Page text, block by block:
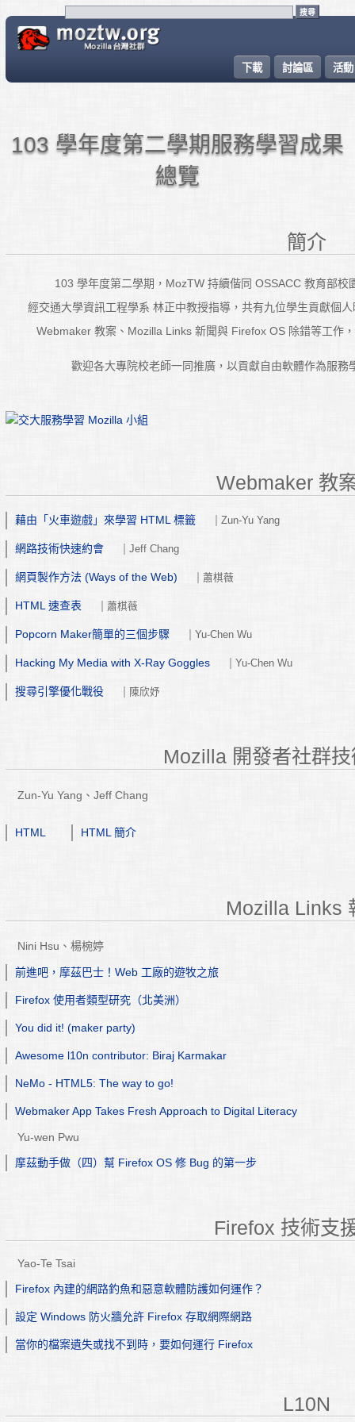
活動
討論區
下載
103 學年度第二學期服務學習成果
總覽
簡介
103 學年度第二學期，MozTW 持續偕同 OSSACC 教育部
經交通大學資訊工程學系 林正中教授指導，共有九位學生貢獻個
Webmaker 教案、Mozilla Links 新聞與 Firefox OS 除錯等工作
歡迎各大專院校老師一同推廣，以貢獻自由軟體作為服
Webmaker 教
藉由「火車遊戲」來學習 HTML 標籤 Zun-Yu Yang
網路技術快速約會 Jeff Chang
網頁製作方法 (Ways of the Web) 蕭棋薇
HTML 速查表 蕭棋薇
Popcorn Maker簡單的三個步驟 Yu-Chen Wu
Hacking My Media with X-Ray Goggles Yu-Chen Wu
搜尋引擎優化戰役 陳欣妤
Mozilla 開發者社群
Zun-Yu Yang、Jeff Chang
HTML HTML 簡介
Mozilla Links
Nini Hsu、楊椀婷
前進吧，摩茲巴士！Web 工廠的遊牧之旅
Firefox 使用者類型研究（北美洲）
You did it! (maker party)
Awesome l10n contributor: Biraj Karmakar
NeMo - HTML5: The way to go!
Webmaker App Takes Fresh Approach to Digital Literacy
Yu-wen Pwu
摩茲動手做（四）幫 Firefox OS 修 Bug 的第一步
Firefox 技術支
Yao-Te Tsai
Firefox 內建的網路釣魚和惡意軟體防護如何運作？
設定 Windows 防火牆允許 Firefox 存取網際網路
當你的檔案遺失或找不到時，要如何運行 Firefox
L10N